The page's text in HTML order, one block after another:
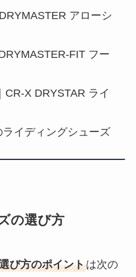
アローシ
FIT フー
CR-X DRYSTAR ライ
イディングシューズ
の選び方
び方のポイントは次の